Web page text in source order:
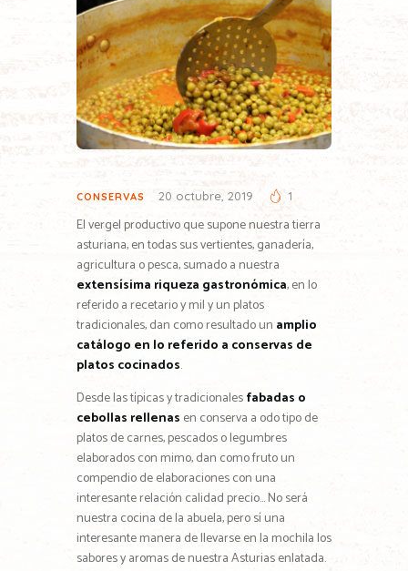
CONSERVAS 20 octubre, 2019 1
El vergel productivo que supone nuestra tierra
asturiana, en todas sus vertientes, ganadería,
agricultura o pesca, sumado a nuestra
extensísima riqueza gastronómica, en lo
referido a recetario y mil y un platos
tradicionales, dan como resultado un amplio
catálogo en lo referido a conservas de
platos cocinados.
Desde las típicas y tradicionalesfabadas o
cebollas rellenas en conserva a odo tipo de
platos de carnes, pescados o legumbres
elaborados con mimo, dan como fruto un
compendio de elaboraciones con una
interesante relación calidad precio… No será
nuestra cocina de la abuela, pero sí una
interesante manera de llevarse en la mochila los
sabores y aromas de nuestra Asturias enlatada.